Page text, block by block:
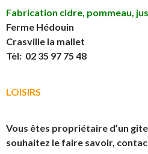
Fabrication cidre, pommeau,
Ferme Hédouin
Crasville la mallet
Tèl: 02 35 97 75 48
LOISIRS
Vous êtes propriétaire d’un
souhaitez le faire savoir,